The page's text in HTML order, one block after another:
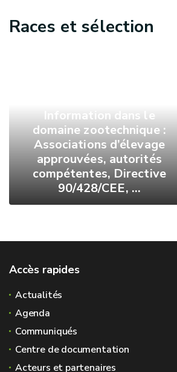
Races et sélection
Information dans le
domaine zootechnique :
Associations d’élevage
approuvées, autorités
compétentes, Directive
90/428/CEE, …
Accès rapides
Actualités
Agenda
Communiqués
Centre de documentation
Acteurs et partenaires